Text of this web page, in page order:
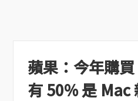
蘋果：今年購
有 50% 是 Mac